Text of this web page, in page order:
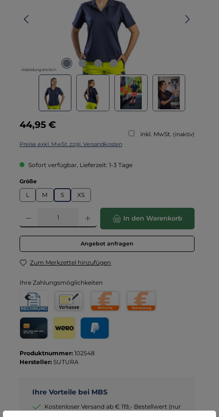
Abbildung ähnlich
Regulärer Preis:
44,95 €
inkl. MwSt. (inaktiv)
Preise exkl. MwSt. zzgl. Versandkosten
Sofort verfügbar, Lieferzeit: 1-3 Tage
Größeauswählen
L M S XS
Produkt Anzahl: Gib den gewünschten Wert ein oder benutze die
In den Warenkorb
Angebot anfragen
Zum Merkzettel hinzufügen
Ihre Zahlungsmöglichkeiten
Rechnung
Rechnung für Behörden
Vorkasse
Produktnummer: 102548
Hersteller: SUTURA
Ihre Vorteile bei MBS
Kostenloser Versand ab € 119,- Bestellwert (nur